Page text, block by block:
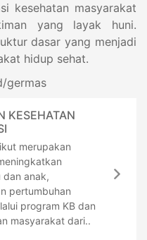
kesehatan masyarakat
yang layak huni.
dasar yang menjadi
hidup sehat.
germas
KESEHATAN
merupakan
dan anak,
pertumbuhan
program KB dan
masyarakat dari..